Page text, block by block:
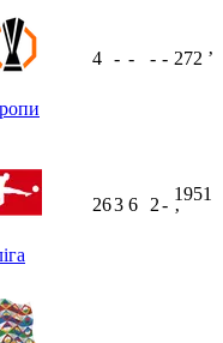
4 - - - - 272 ʼ
263 6 2-
1951
ʼ